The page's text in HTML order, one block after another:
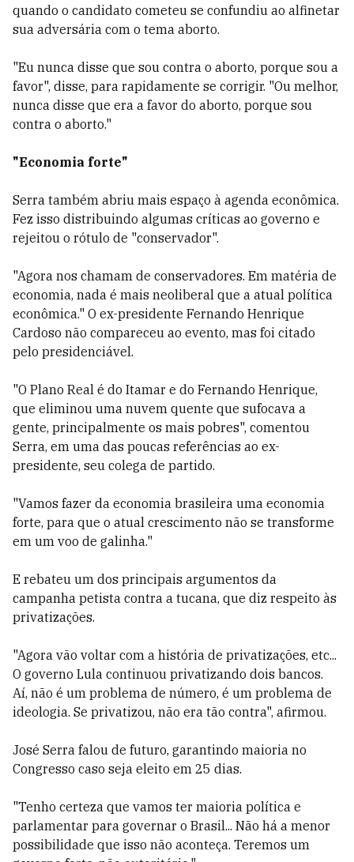
quando o candidato cometeu se confundiu ao alfinetar
sua adversária com o tema aborto.
"Eu nunca disse que sou contra o aborto, porque sou a
favor", disse, para rapidamente se corrigir. "Ou melhor,
nunca disse que era a favor do aborto, porque sou
contra o aborto."
"Economia forte"
Serra também abriu mais espaço à agenda econômica.
Fez isso distribuindo algumas críticas ao governo e
rejeitou o rótulo de "conservador".
"Agora nos chamam de conservadores. Em matéria de
economia, nada é mais neoliberal que a atual política
econômica." O ex-presidente Fernando Henrique
Cardoso não compareceu ao evento, mas foi citado
pelo presidenciável.
"O Plano Real é do Itamar e do Fernando Henrique,
que eliminou uma nuvem quente que sufocava a
gente, principalmente os mais pobres", comentou
Serra, em uma das poucas referências ao ex-
presidente, seu colega de partido.
"Vamos fazer da economia brasileira uma economia
forte, para que o atual crescimento não se transforme
em um voo de galinha."
E rebateu um dos principais argumentos da
campanha petista contra a tucana, que diz respeito às
privatizações.
"Agora vão voltar com a história de privatizações, etc...
O governo Lula continuou privatizando dois bancos.
Aí, não é um problema de número, é um problema de
ideologia. Se privatizou, não era tão contra", afirmou.
José Serra falou de futuro, garantindo maioria no
Congresso caso seja eleito em 25 dias.
"Tenho certeza que vamos ter maioria política e
parlamentar para governar o Brasil... Não há a menor
possibilidade que isso não aconteça. Teremos um